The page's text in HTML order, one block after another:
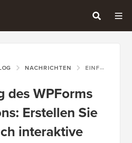
NACHRICHTEN EINFÜHRUNG DES WPFORMS QUIZ ADDONS: ERSTELLEN SIE GANZ EINFACH INTERAKTIVE QUIZZE, DIE KONVERTIEREN
des WPForms
Erstellen Sie
interaktive